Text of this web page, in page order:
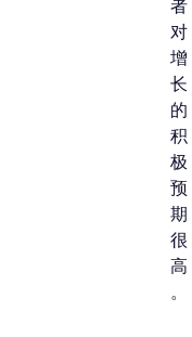
者
对
增
长
的
积
极
预
期
很
高
。